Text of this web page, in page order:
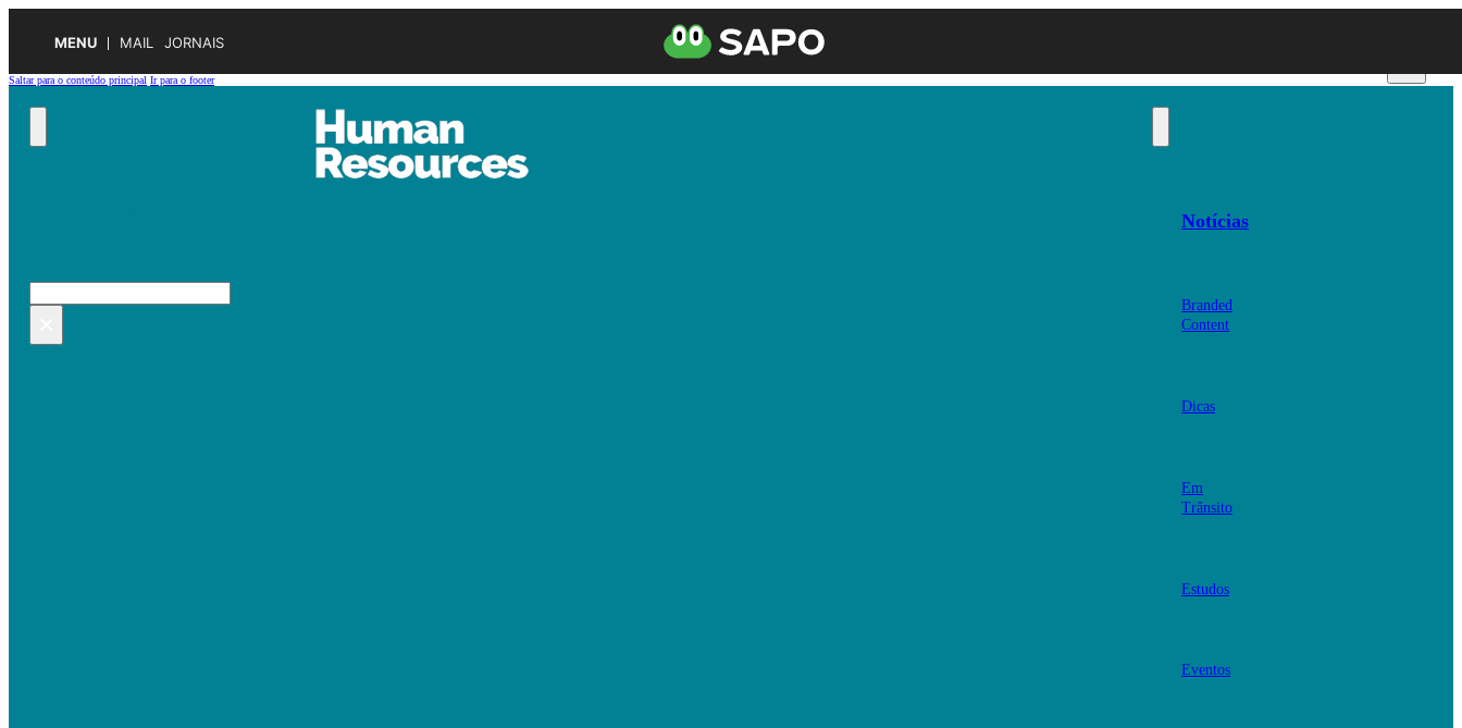
MENU MAIL JORNAIS
Saltar para o conteúdo principal Ir para o footer
Pesquisar
Notícias
Branded
Content
Dicas
Em
Trânsito
Estudos
Eventos